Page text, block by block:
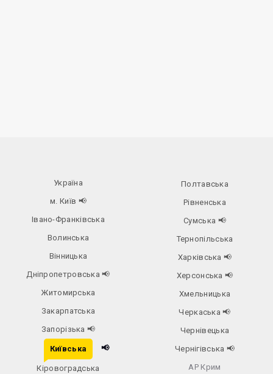
Україна
м. Київ 📢
Івано-Франківська
Волинська
Вінницька
Дніпропетровська📢
Житомирська
Закарпатська
Запорізька 📢
Київська 📢
Кіровоградська
Полтавська
Рівненська
Сумська 📢
Тернопільська
Харківська 📢
Херсонська 📢
Хмельницька
Черкаська📢
Чернівецька
Чернігівська 📢
АР Крим